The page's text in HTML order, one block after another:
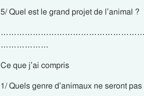
5/ Quel est le grand projet de l’animal ?
………………
Ce que j’ai compris
1/ Quels genre d’animaux ne seront